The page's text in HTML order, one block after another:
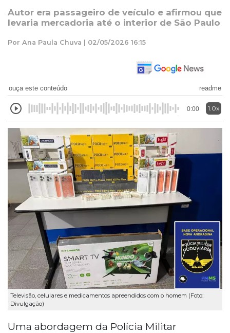
Autor era passageiro de veículo e afirmou que
levaria mercadoria até o interior de São Paulo
Por Ana Paula Chuva | 02/05/2026 16:15
ouça este conteúdo readme
0:00 1.0x
Televisão, celulares e medicamentos apreendidos com o homem (Foto:
Divulgação)
Uma abordagem da Polícia Militar